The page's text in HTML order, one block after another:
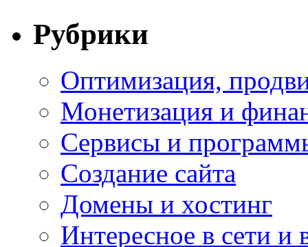
Рубрики
Оптимизация,
Монетизация и
Сервисы и
Создание сайта
Домены и хостинг
Интересное в сети и